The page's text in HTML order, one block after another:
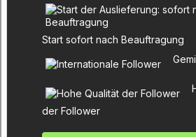
Start sofort nach Beauftragung
der Follower